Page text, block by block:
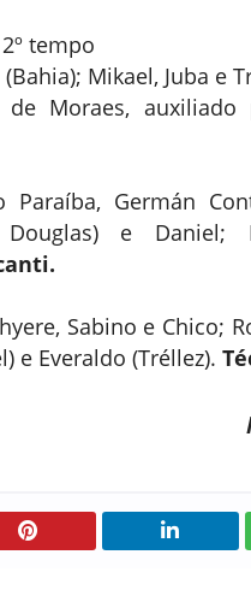
tempo
Mikael, Juba e
de Moraes,
Paraíba, Germán
Douglas) e
Sabino e Chico;
e Everaldo (Tréllez).